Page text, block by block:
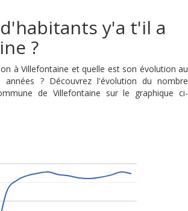
y'a t'il a
?
à Villefontaine et quelle est son évolution au
années ? Découvrez l'évolution du nombre
de Villefontaine sur le graphique ci-